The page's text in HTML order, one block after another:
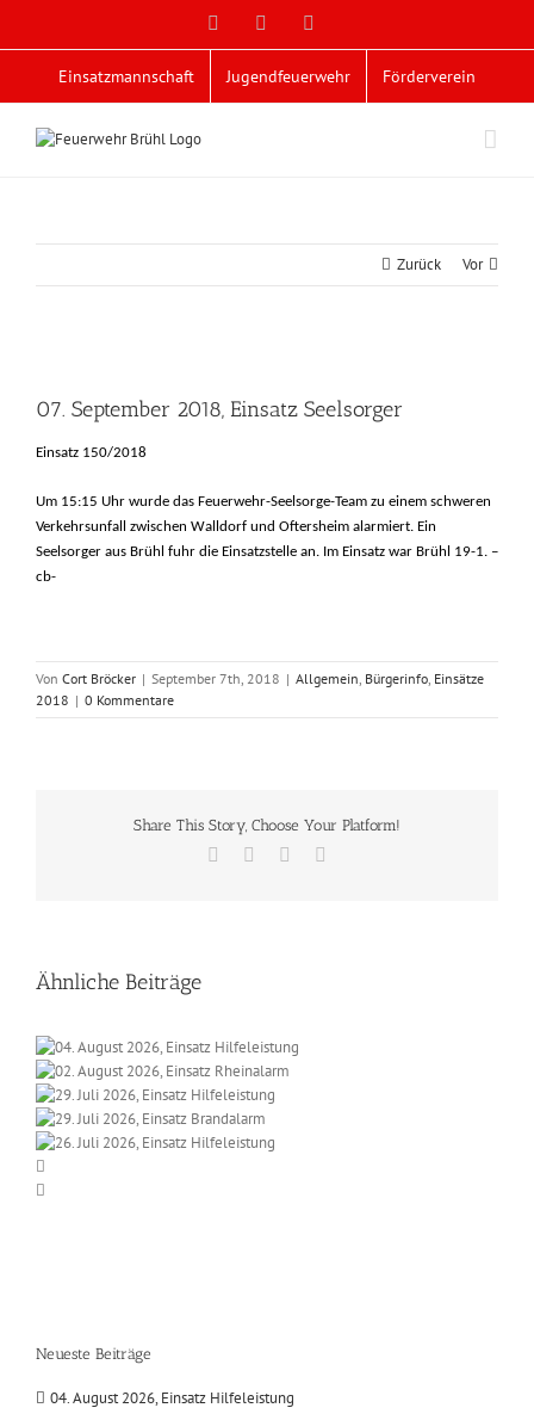
Facebook
Einsatzmannschaft Jugendfeuerwehr Förderverein
Zurück Vor
Bild
07. September 2018, Einsatz Seelsorger
Einsatz 150/2018
Um 15:15 Uhr wurde das Feuerwehr-Seelsorge-Team zu einem schweren
Verkehrsunfall zwischen Walldorf und Oftersheim alarmiert. Ein
Seelsorger aus Brühl fuhr die Einsatzstelle an. Im Einsatz war Brühl 19-1. –
cb-
Von Cort Bröcker | September 7th, 2018 | Allgemein, Bürgerinfo, Einsätze
2018 | 0 Kommentare
Share This Story, Choose Your Platform!
Facebook
Ähnliche Beiträge
Neueste Beiträge
04. August 2026, Einsatz Hilfeleistung